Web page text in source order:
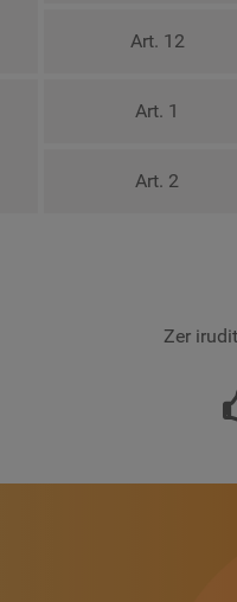
Art. 12
Art. 1
Art. 2
Zer